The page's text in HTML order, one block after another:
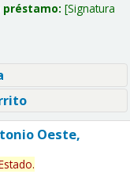
préstamo: Signatura
Oeste,
.